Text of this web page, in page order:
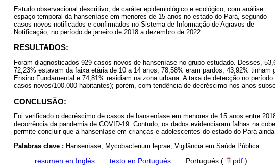
Estudo observacional descritivo, de caráter epidemiológico e ecológico, com análise
espaço-temporal da hanseníase em menores de 15 anos no estado do Pará, segundo
casos novos notificados e confirmados no Sistema de Informação de Agravos de
Notificação, no período de janeiro de 2018 a dezembro de 2022.
RESULTADOS:
Foram diagnosticados 929 casos novos de hanseníase no grupo estudado. Desses,
72,23% estavam da faixa etária de 10 a 14 anos, 78,58% eram pardos, 43,92% tinham
Ensino Fundamental e 74,81% residiam na zona urbana. A taxa de detecção no
casos novos/100.000 habitantes); porém, com tendência de decréscimo nos anos
CONCLUSÃO:
Foi verificado o decréscimo de casos de hanseníase em menores de 15 anos entre
decorrência da pandemia de COVID-19. Contudo, os dados evidenciaram falhas na
permite concluir que a hanseníase em crianças e adolescentes do estado do Pará
Palabras clave : Hanseníase; Mycobacterium leprae; Vigilância em Saúde Pública.
· resumen en Inglés · texto en Portugués · Portugués ( pdf )